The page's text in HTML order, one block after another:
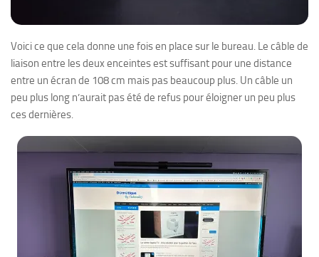
Voici ce que cela donne une fois en place sur le bureau. Le câble de
liaison entre les deux enceintes est suffisant pour une distance
entre un écran de 108 cm mais pas beaucoup plus. Un câble un
peu plus long n’aurait pas été de refus pour éloigner un peu plus
ces dernières.